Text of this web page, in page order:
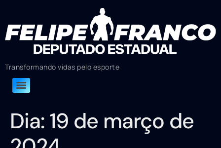
Transformando vidas pelo esporte
Dia:19 de março de